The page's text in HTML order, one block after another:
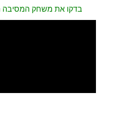
בדקו את משחק המסיבה